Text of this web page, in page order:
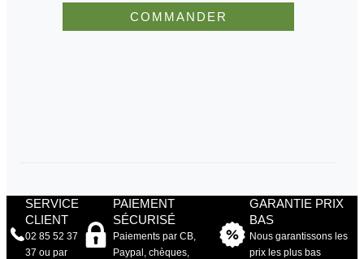
COMMANDER
SERVICE
CLIENT
02 85 52 37
37 ou par
PAIEMENT
SÉCURISÉ
Paiements par CB,
Paypal, chèques,
GARANTIE PRIX
BAS
Nous garantissons les
prix les plus bas